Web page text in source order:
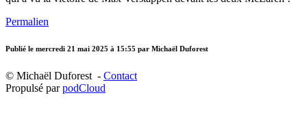
Permalien
Publié le mercredi 21 mai 2025 à 15:55 par Michaël Duforest
© Michaël Duforest - Contact
Propulsé parpodCloud